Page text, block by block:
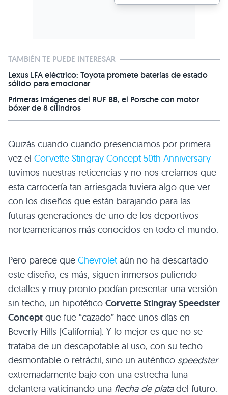
TAMBIÉN TE PUEDE INTERESAR
Lexus LFA eléctrico: Toyota promete baterías de estado
sólido para emocionar
Primeras imágenes del RUF B8, el Porsche con motor
bóxer de 8 cilindros
Quizás cuando cuando presenciamos por primera
vez el Corvette Stingray Concept 50th Anniversary
tuvimos nuestras reticencias y no nos creíamos que
esta carrocería tan arriesgada tuviera algo que ver
con los diseños que están barajando para las
futuras generaciones de uno de los deportivos
norteamericanos más conocidos en todo el mundo.
Pero parece que Chevrolet aún no ha descartado
este diseño, es más, siguen inmersos puliendo
detalles y muy pronto podían presentar una versión
sin techo, un hipotético Corvette Stingray Speedster
Concept que fue “cazado” hace unos días en
Beverly Hills (California). Y lo mejor es que no se
trataba de un descapotable al uso, con su techo
desmontable o retráctil, sino un auténtico speedster
extremadamente bajo con una estrecha luna
delantera vaticinando una flecha de platadel futuro.